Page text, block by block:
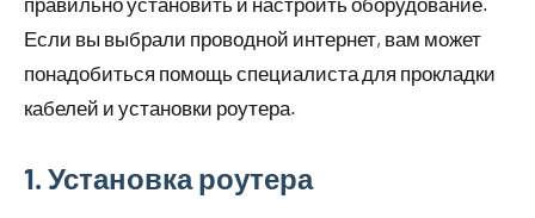
Если вы выбрали проводной интернет, вам может
понадобиться помощь специалиста для прокладки
кабелей и установки роутера.
1. Установка роутера